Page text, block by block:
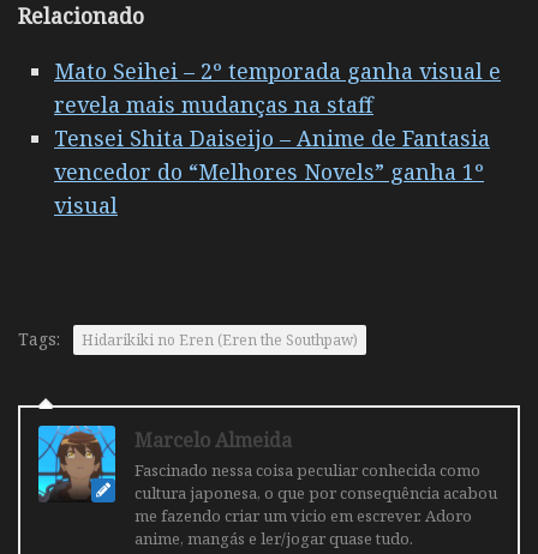
Relacionado
Mato Seihei – 2º temporada ganha visual e
revela mais mudanças na staff
Tensei Shita Daiseijo – Anime de Fantasia
vencedor do “Melhores Novels” ganha 1º
visual
Tags: Hidarikiki no Eren (Eren the Southpaw)
Marcelo Almeida
Fascinado nessa coisa peculiar conhecida como
cultura japonesa, o que por consequência acabou
me fazendo criar um vicio em escrever. Adoro
anime, mangás e ler/jogar quase tudo.